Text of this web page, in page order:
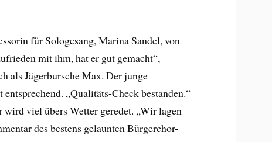
für Sologesang, Marina Sandel, von
mit ihm, hat er gut gemacht“,
als Jägerbursche Max. Der junge
„Qualitäts-Check bestanden.“
wird viel übers Wetter geredet. „Wir lagen
des bestens gelaunten Bürgerchor-